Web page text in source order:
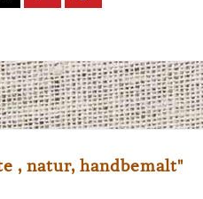
, natur, handbemalt"